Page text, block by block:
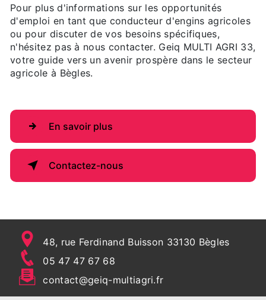
Pour plus d'informations sur les opportunités
d'emploi en tant que conducteur d'engins agricoles
ou pour discuter de vos besoins spécifiques,
n'hésitez pas à nous contacter. Geiq MULTI AGRI 33,
votre guide vers un avenir prospère dans le secteur
agricole à Bègles.
En savoir plus
Contactez-nous
48, rue Ferdinand Buisson 33130 Bègles
05 47 47 67 68
contact@geiq-multiagri.fr